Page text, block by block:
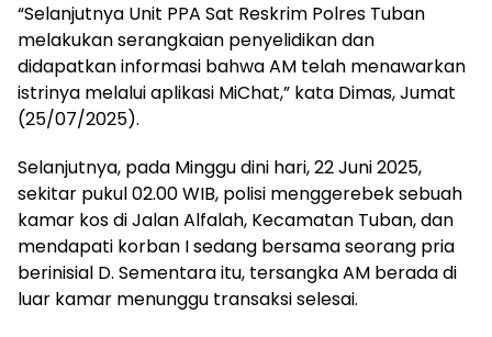
“Selanjutnya Unit PPA Sat Reskrim Polres Tuban
melakukan serangkaian penyelidikan dan
didapatkan informasi bahwa AM telah menawarkan
istrinya melalui aplikasi MiChat,” kata Dimas, Jumat
(25/07/2025).
Selanjutnya, pada Minggu dini hari, 22 Juni 2025,
sekitar pukul 02.00 WIB, polisi menggerebek sebuah
kamar kos di Jalan Alfalah, Kecamatan Tuban, dan
mendapati korban I sedang bersama seorang pria
berinisial D. Sementara itu, tersangka AM berada di
luar kamar menunggu transaksi selesai.